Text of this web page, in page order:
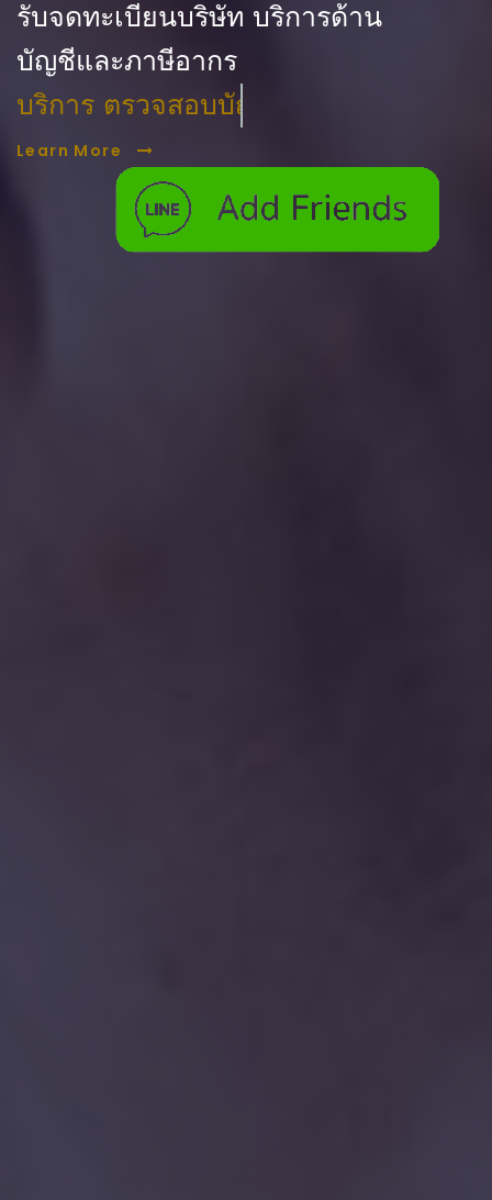
รับจดทะเบียนบริษัท บริการด้าน
บัญชีและภาษีอากร
บริการ ตรวจสอบบัญชี
Learn More